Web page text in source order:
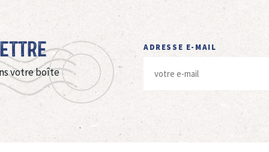
votre boîte
ADRESSE E-MAIL